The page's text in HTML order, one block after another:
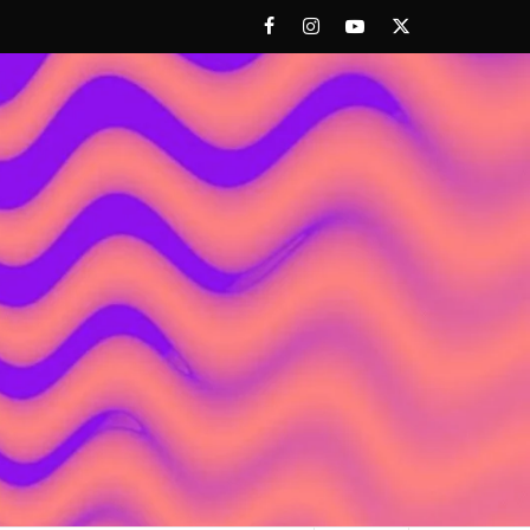
FacebookInstagramYoutubeTwitter